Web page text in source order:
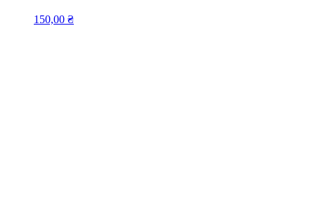
150,00 ₴